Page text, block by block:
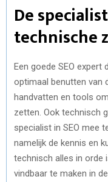
De
technische
Een goede SEO
optimaal benutten van
handvatten en tools
zetten. Ook technisch
specialist in SEO mee
namelijk de kennis en
technisch alles in orde
vindbaar te maken in